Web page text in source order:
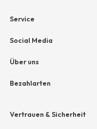
Hilfe & Kontakt
AGB
Widerruf
Impressum
Service
Geschenkgutscheine
Größentabelle
Social Media
Über uns
Unternehmen
Bezahlarten
Amazon Pay
Vertrauen & Sicherheit